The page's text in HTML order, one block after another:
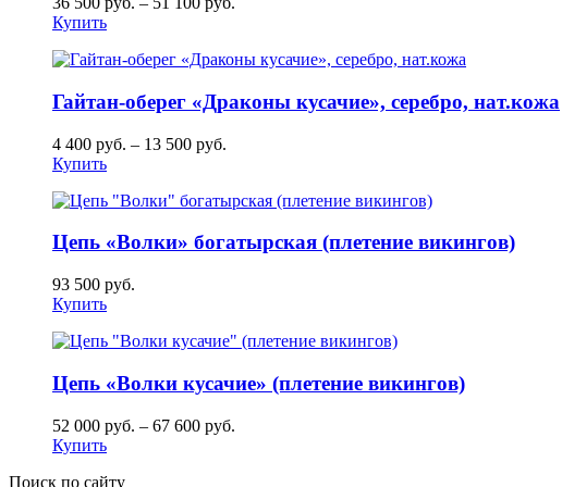
Купить
Гайтан-оберег «Драконы кусачие», серебро, нат.кожа
4 400 руб. – 13 500 руб.
Купить
Цепь «Волки» богатырская (плетение викингов)
93 500 руб.
Купить
Цепь «Волки кусачие» (плетение викингов)
52 000 руб. – 67 600 руб.
Купить
Поиск по сайту